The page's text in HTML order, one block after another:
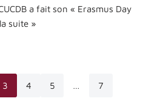
a fait son « Erasmus Day
suite »
3 4 5 … 7